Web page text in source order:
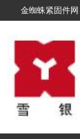
金蜘蛛紧固件网